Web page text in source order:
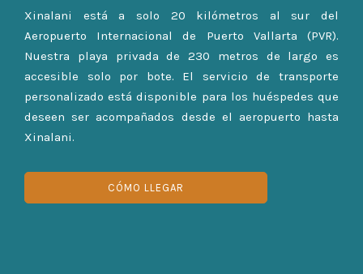
Xinalani está a solo 20 kilómetros al sur del
Aeropuerto Internacional de Puerto Vallarta (PVR).
Nuestra playa privada de 230 metros de largo es
accesible solo por bote. El servicio de transporte
personalizado está disponible para los huéspedes que
deseen ser acompañados desde el aeropuerto hasta
Xinalani.
CÓMO LLEGAR